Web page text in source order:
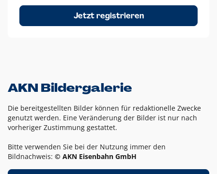
Um das Logo herum muss ein Schutzraum von jeweils einer
Höhe bzw. Breite des N aus AKN in alle Richtungen
Jetzt registrieren
AKN Bildergalerie
Die bereitgestellten Bilder können für redaktionelle Zwecke
genutzt werden. Eine Veränderung der Bilder ist nur nach
vorheriger Zustimmung gestattet.
Bitte verwenden Sie bei der Nutzung immer den
Bildnachweis: © AKN Eisenbahn GmbH